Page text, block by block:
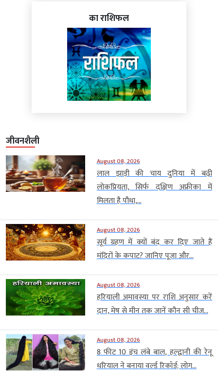
का राशिफल
जीवनशैली
August 08, 2026
लाल झाड़ी की चाय दुनिया में बढ़ी
लोकप्रियता, सिर्फ दक्षिण अफ्रीका में
मिलता है पौधा,...
August 08, 2026
सूर्य ग्रहण में क्यों बंद कर दिए जाते हैं
मंदिरों के कपाट? जानिए पूजा और...
August 08, 2026
हरियाली अमावस्या पर राशि अनुसार करें
दान, मेष से मीन तक जानें कौन सी चीज...
August 08, 2026
8 फीट 10 इंच लंबे बाल, हल्द्वानी की रेनू
धरियाल ने बनाया वर्ल्ड रिकॉर्ड; लोग...